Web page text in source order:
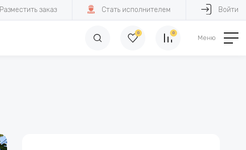
Разместить заказ Стать исполнителем Войти
0 0
Меню